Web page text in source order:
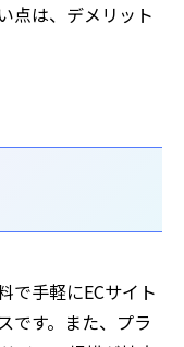
点は、デメリット
で手軽にECサイト
です。また、プラ